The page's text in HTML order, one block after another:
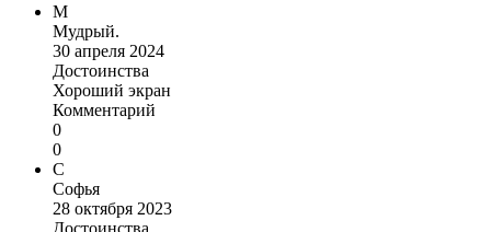
М
Мудрый.
30 апреля 2024
Достоинства
Хороший экран
Комментарий
0
0
С
Софья
28 октября 2023
Достоинства